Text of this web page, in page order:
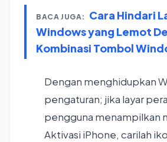
BACA JUGA:
Cara Hindari
Windows yang Lemot
Kombinasi Tombol
Dengan menghidupkan
pengaturan; jika layar
pengguna menampilkan
Aktivasi iPhone, carilah